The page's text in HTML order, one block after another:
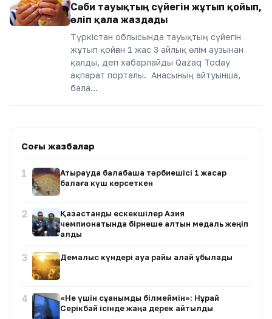
Сәби тауықтың сүйегін жұтып қойып,
өліп қала жаздады
Түркістан облысында тауықтың сүйегін
жұтып қойған 1 жас 3 айлық өлім аузынан
қалды, деп хабарлайды Qazaq Today
ақпарат порталы. Анасының айтуынша,
бала…
Соңғы жазбалар
1
Атырауда балабақша тәрбиешісі 1 жасар
балаға күш көрсеткен
2
Қазақстандық ескекшілер Азия
чемпионатында бірнеше алтын медаль жеңіп
алды
3 Демалыс күндері ауа райы қалай құбылады
4
«Не үшін сұққанымды білмеймін»: Нұрай
Серікбай ісінде жаңа дерек айтылды